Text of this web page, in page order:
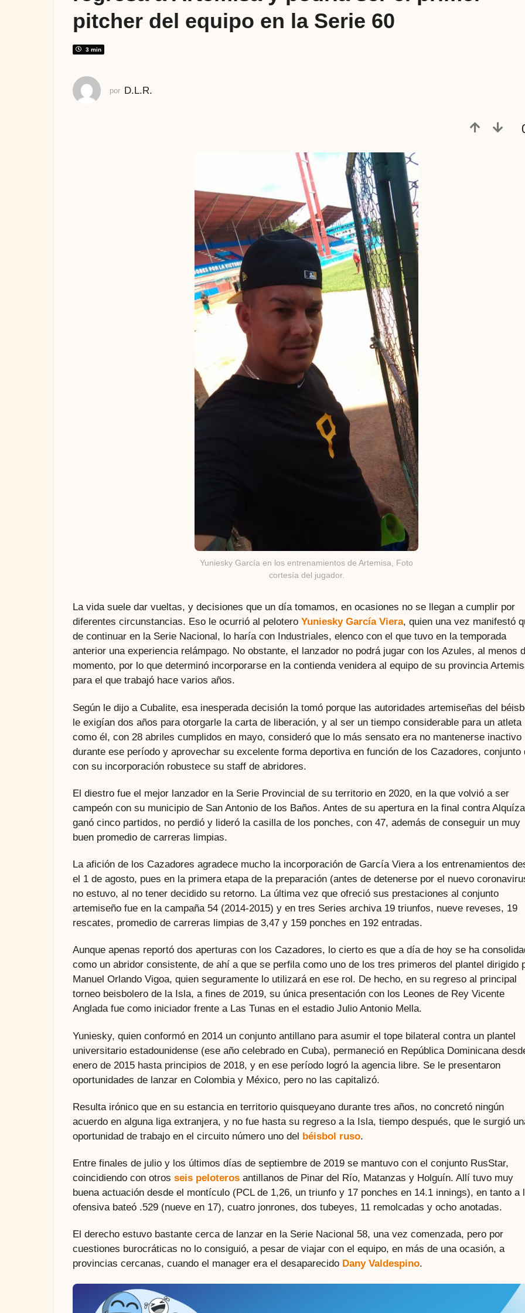
a
t
r
s
pitcher del equipo en la Serie 60
3 min
por D.L.R.
Yuniesky García en los entrenamientos de Artemisa, Foto
cortesía del jugador.
La vida suele dar vueltas, y decisiones que un día tomamos, en ocasiones no se llegan a cumplir por
diferentes circunstancias. Eso le ocurrió al pelotero Yuniesky García Viera, quien una vez manifestó
de continuar en la Serie Nacional, lo haría con Industriales, elenco con el que tuvo en la temporada
anterior una experiencia relámpago. No obstante, el lanzador no podrá jugar con los Azules, al menos
momento, por lo que determinó incorporarse en la contienda venidera al equipo de su provincia
para el que trabajó hace varios años.
Según le dijo a Cubalite, esa inesperada decisión la tomó porque las autoridades artemiseñas del
le exigían dos años para otorgarle la carta de liberación, y al ser un tiempo considerable para un atleta
como él, con 28 abriles cumplidos en mayo, consideró que lo más sensato era no mantenerse inactivo
durante ese período y aprovechar su excelente forma deportiva en función de los Cazadores, conjunto
con su incorporación robustece su staff de abridores.
El diestro fue el mejor lanzador en la Serie Provincial de su territorio en 2020, en la que volvió a ser
campeón con su municipio de San Antonio de los Baños. Antes de su apertura en la final contra
ganó cinco partidos, no perdió y lideró la casilla de los ponches, con 47, además de conseguir un muy
buen promedio de carreras limpias.
La afición de los Cazadores agradece mucho la incorporación de García Viera a los entrenamientos
el 1 de agosto, pues en la primera etapa de la preparación (antes de detenerse por el nuevo
no estuvo, al no tener decidido su retorno. La última vez que ofreció sus prestaciones al conjunto
artemiseño fue en la campaña 54 (2014-2015) y en tres Series archiva 19 triunfos, nueve reveses, 19
rescates, promedio de carreras limpias de 3,47 y 159 ponches en 192 entradas.
Aunque apenas reportó dos aperturas con los Cazadores, lo cierto es que a día de hoy se ha
como un abridor consistente, de ahí a que se perfila como uno de los tres primeros del plantel dirigido
Manuel Orlando Vigoa, quien seguramente lo utilizará en ese rol. De hecho, en su regreso al principal
torneo beisbolero de la Isla, a fines de 2019, su única presentación con los Leones de Rey Vicente
Anglada fue como iniciador frente a Las Tunas en el estadio Julio Antonio Mella.
Yuniesky, quien conformó en 2014 un conjunto antillano para asumir el tope bilateral contra un plantel
universitario estadounidense (ese año celebrado en Cuba), permaneció en República Dominicana
enero de 2015 hasta principios de 2018, y en ese período logró la agencia libre. Se le presentaron
oportunidades de lanzar en Colombia y México, pero no las capitalizó.
Resulta irónico que en su estancia en territorio quisqueyano durante tres años, no concretó ningún
acuerdo en alguna liga extranjera, y no fue hasta su regreso a la Isla, tiempo después, que le surgió
oportunidad de trabajo en el circuito número uno del béisbol ruso.
Entre finales de julio y los últimos días de septiembre de 2019 se mantuvo con el conjunto RusStar,
coincidiendo con otros seis peloteros antillanos de Pinar del Río, Matanzas y Holguín. Allí tuvo muy
buena actuación desde el montículo (PCL de 1,26, un triunfo y 17 ponches en 14.1 innings), en tanto a
ofensiva bateó .529 (nueve en 17), cuatro jonrones, dos tubeyes, 11 remolcadas y ocho anotadas.
El derecho estuvo bastante cerca de lanzar en la Serie Nacional 58, una vez comenzada, pero por
cuestiones burocráticas no lo consiguió, a pesar de viajar con el equipo, en más de una ocasión, a
provincias cercanas, cuando el manager era el desaparecido Dany Valdespino.